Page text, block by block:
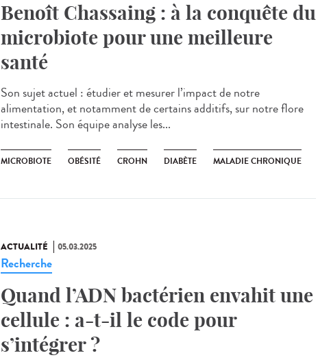
Benoît Chassaing : à la conquête du
microbiote pour une meilleure
santé
Son sujet actuel : étudier et mesurer l’impact de notre
alimentation, et notamment de certains additifs, sur notre flore
intestinale. Son équipe analyse les...
MICROBIOTE OBÉSITÉ CROHN DIABÈTE MALADIE CHRONIQUE
ACTUALITÉ 05.03.2025
Recherche
Quand l’ADN bactérien envahit une
cellule : a-t-il le code pour
s’intégrer ?